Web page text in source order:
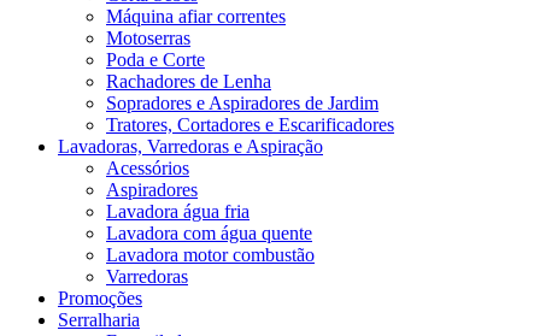
Máquina afiar correntes
Motoserras
Poda e Corte
Rachadores de Lenha
Sopradores e Aspiradores de Jardim
Tratores, Cortadores e Escarificadores
Lavadoras, Varredoras e Aspiração
Acessórios
Aspiradores
Lavadora água fria
Lavadora com água quente
Lavadora motor combustão
Varredoras
Promoções
Serralharia